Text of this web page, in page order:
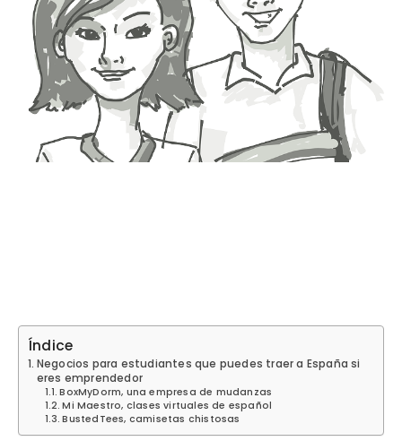
Índice
Negocios para estudiantes que puedes traer a España si
eres emprendedor
BoxMyDorm, una empresa de mudanzas
Mi Maestro, clases virtuales de español
BustedTees, camisetas chistosas